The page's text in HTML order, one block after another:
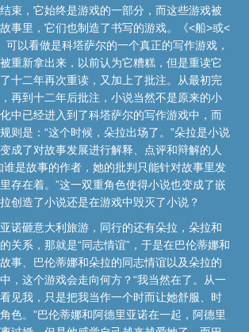
束，它始终是游戏的一部分，而这些游戏被
事里，它们也制造了书写的游戏。《<船>或<
可以看做是科塔萨尔的一个真正的写作游戏，
重新拿出来，以前认为它糟糕，但是重读它
十二年再次重读，又加上了批注。从最初完
再到十二年后批注，小说当然不是原来的小
中已经进入到了科塔萨尔的写作游戏中，而
则是：“这个时候，朵拉出场了。”朵拉是小说
成了对故事发展进行解释、点评和辩解的人
谁是故事的作者，她的批判只能针对故事里发
存在着。”这一双重角色使得小说也变成了嵌
创造了小说还是在游戏中毁灭了小说？
诺砸意大利旅游，同行的还有朵拉，朵拉和
关系，那就是“同志情谊”，于是在巴伦蒂娜和
事、巴伦蒂娜和朵拉的同志情谊以及朵拉的
，这个游戏会走向何方？“我当然在了。从一
见我，只是把我当作一个时而让她舒服、时
色。”巴伦蒂娜和阿德里亚诺在一起，阿德里